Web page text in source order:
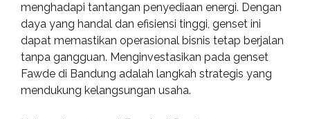
menghadapi tantangan penyediaan energi. Dengan
daya yang handal dan efisiensi tinggi, genset ini
dapat memastikan operasional bisnis tetap berjalan
tanpa gangguan. Menginvestasikan pada genset
Fawde di Bandung adalah langkah strategis yang
mendukung kelangsungan usaha.